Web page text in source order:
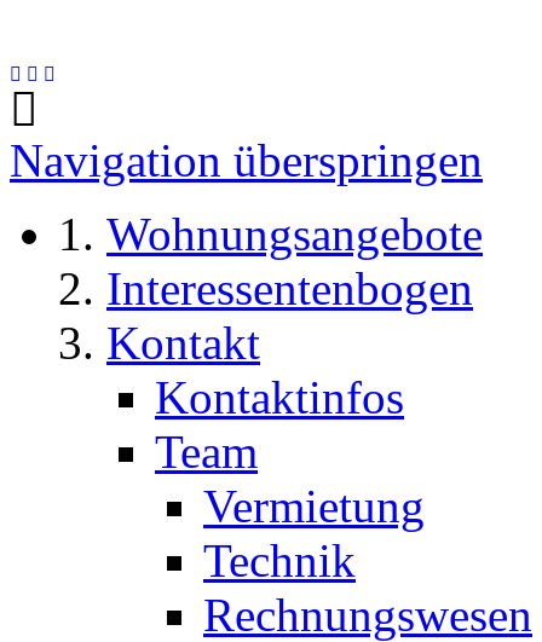
Navigation überspringen
Wohnungsangebote
Interessentenbogen
Kontakt
Kontaktinfos
Team
Vermietung
Technik
Rechnungswesen